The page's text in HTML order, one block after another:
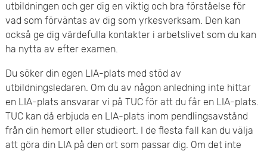
utbildningen och ger dig en viktig och bra förståelse för
vad som förväntas av dig som yrkesverksam. Den kan
också ge dig värdefulla kontakter i arbetslivet som du kan
ha nytta av efter examen.
Du söker din egen LIA-plats med stöd av
utbildningsledaren. Om du av någon anledning inte hittar
en LIA-plats ansvarar vi på TUC för att du får en LIA-plats.
TUC kan då erbjuda en LIA-plats inom pendlingsavstånd
från din hemort eller studieort. I de flesta fall kan du välja
att göra din LIA på den ort som passar dig. Om det inte